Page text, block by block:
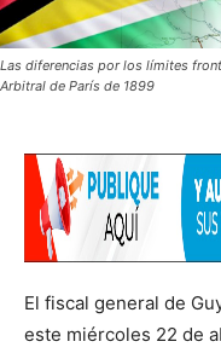
Las diferencias por los límites
Arbitral de París de 1899
El fiscal general de
este miércoles 22 de